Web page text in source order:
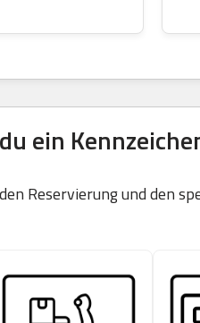
ein
Reservierung und den